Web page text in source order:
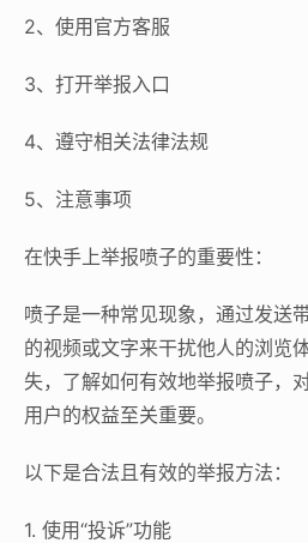
2、使用官方客服
3、打开举报入口
4、遵守相关法律法规
5、注意事项
在快手上举报喷子的重要性：
喷子是一种常见现象，通过发送
的视频或文字来干扰他人的浏览
失，了解如何有效地举报喷子，
用户的权益至关重要。
以下是合法且有效的举报方法：
1. 使用“投诉”功能